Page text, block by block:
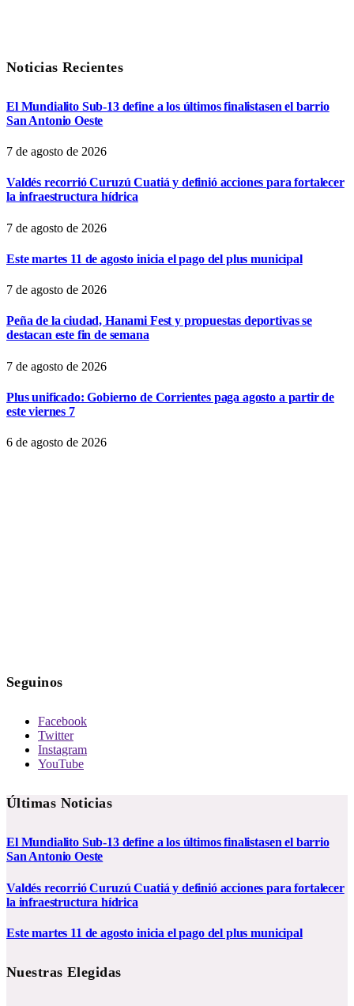
Noticias Recientes
El Mundialito Sub-13 define a los últimos finalistasen el barrio
San Antonio Oeste
7 de agosto de 2026
Valdés recorrió Curuzú Cuatiá y definió acciones para fortalecer
la infraestructura hídrica
7 de agosto de 2026
Este martes 11 de agosto inicia el pago del plus municipal
7 de agosto de 2026
Peña de la ciudad, Hanami Fest y propuestas deportivas se
destacan este fin de semana
7 de agosto de 2026
Plus unificado: Gobierno de Corrientes paga agosto a partir de
este viernes 7
6 de agosto de 2026
Seguinos
Facebook
Twitter
Instagram
YouTube
Últimas Noticias
El Mundialito Sub-13 define a los últimos finalistasen el barrio
San Antonio Oeste
Valdés recorrió Curuzú Cuatiá y definió acciones para fortalecer
la infraestructura hídrica
Este martes 11 de agosto inicia el pago del plus municipal
Nuestras Elegidas